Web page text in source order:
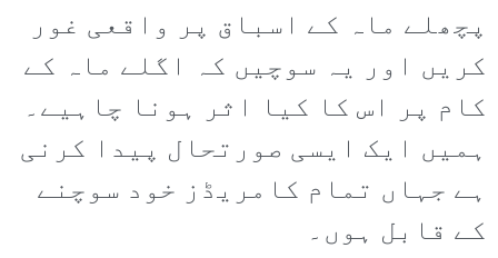
پچھلے ماہ کے اسباق پر واقعی غور
کریں اور یہ سوچیں کہ اگلے ماہ کے
کام پر اس کا کیا اثر ہونا چاہیے۔
ہمیں ایک ایسی صورتحال پیدا کرنی
ہے جہاں تمام کامریڈز خود سوچنے
کے قابل ہوں۔